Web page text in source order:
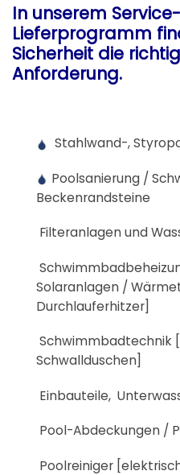
In unserem
Lieferprogramm
Sicherheit die
Anforderung.
Stahlwand-,
Poolsanierung /
Beckenrandsteine
Filteranlagen und
Solaranlagen /
Durchlauferhitzer]
Schwimmbadtechnik
Schwallduschen]
Einbauteile,
Pool-Abdeckungen /
Poolreiniger